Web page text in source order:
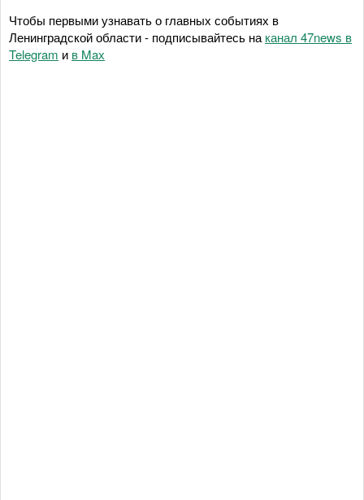
Чтобы первыми узнавать о главных событиях в
Ленинградской области - подписывайтесь на канал 47news в
Telegram и в Maх